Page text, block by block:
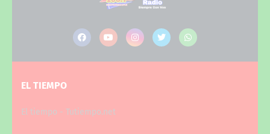
EL TIEMPO
El tiempo - Tutiempo.net